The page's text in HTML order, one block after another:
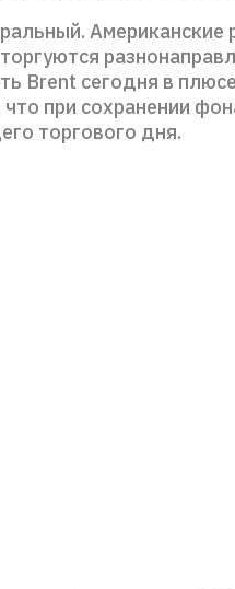
Американские
Brent сегодня в
при сохранении
торгового дня.